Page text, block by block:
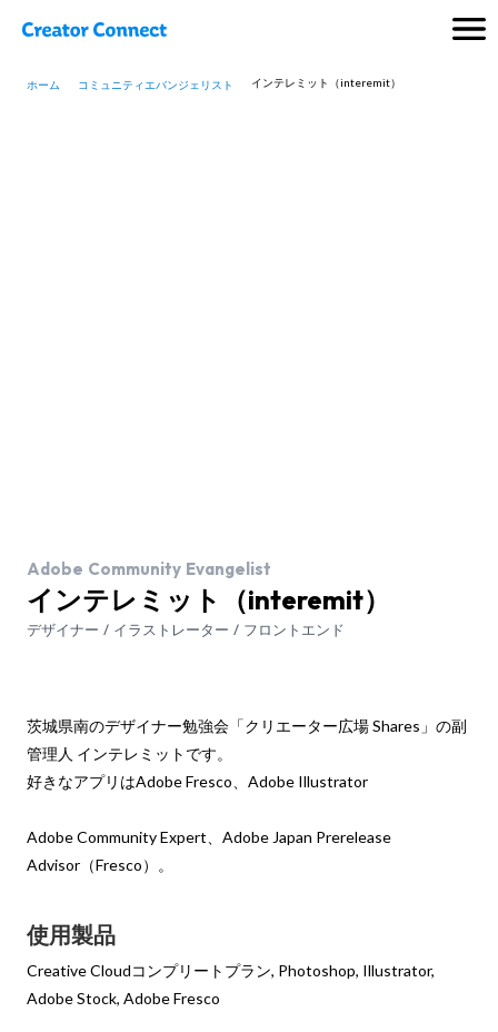
ホーム コミュニティエバンジェリスト インテレミット（interemit）
Adobe Community Evangelist
インテレミット（interemit）
デザイナー / イラストレーター / フロントエンド
茨城県南のデザイナー勉強会「クリエーター広場 Shares」の副
管理人 インテレミットです。
好きなアプリはAdobe Fresco、Adobe Illustrator
Adobe Community Expert、Adobe Japan Prerelease
Advisor（Fresco）。
使用製品
Creative Cloudコンプリートプラン, Photoshop, Illustrator,
Adobe Stock, Adobe Fresco